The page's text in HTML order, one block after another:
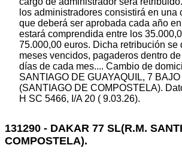
los administradores consistirá en una
que deberá ser aprobada cada año
estará comprendida entre los
75.000,00 euros. Dicha retribución se
meses vencidos, pagaderos dentro
días de cada mes.... Cambio de
SANTIAGO DE GUAYAQUIL, 7
(SANTIAGO DE COMPOSTELA).
H SC 5466, I/A 20 ( 9.03.26).
131290 - DAKAR 77 SL(R.M.
COMPOSTELA).